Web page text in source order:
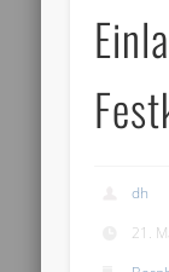
dh
21.